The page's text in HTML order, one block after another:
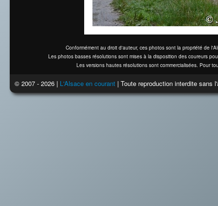
Conformément au droit d'auteur, ces photos sont la propriété de
Les photos basses résolutions sont mises à la disposition des coureurs
Les versions hautes résolutions sont commercialisées. Pour
© 2007 - 2026 | L'Alsace en courant | Toute reproduction interdite sans